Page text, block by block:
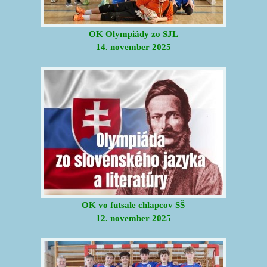
OK Olympiády zo SJL
14. november 2025
OK vo futsale chlapcov SŠ
12. november 2025